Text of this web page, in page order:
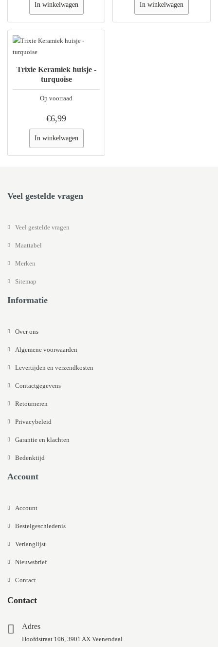
In winkelwagen In winkelwagen
Op voorraad
Trixie Keramiek huisje -
turquoise
€6,99
In winkelwagen
Veel gestelde vragen
Veel gestelde vragen
Maattabel
Merken
Sitemap
Informatie
Over ons
Algemene voorwaarden
Levertijden en verzendkosten
Contactgegevens
Retourneren
Privacybeleid
Garantie en klachten
Bedenktijd
Account
Account
Bestelgeschiedenis
Verlanglijst
Nieuwsbrief
Contact
Contact
Adres
Hoofdstraat 106, 3901 AX Veenendaal